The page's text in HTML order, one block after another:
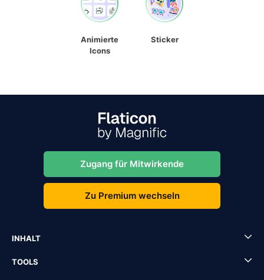
Animierte
Icons
Sticker
Zugang für Mitwirkende
Zu Premium wechseln
INHALT
TOOLS